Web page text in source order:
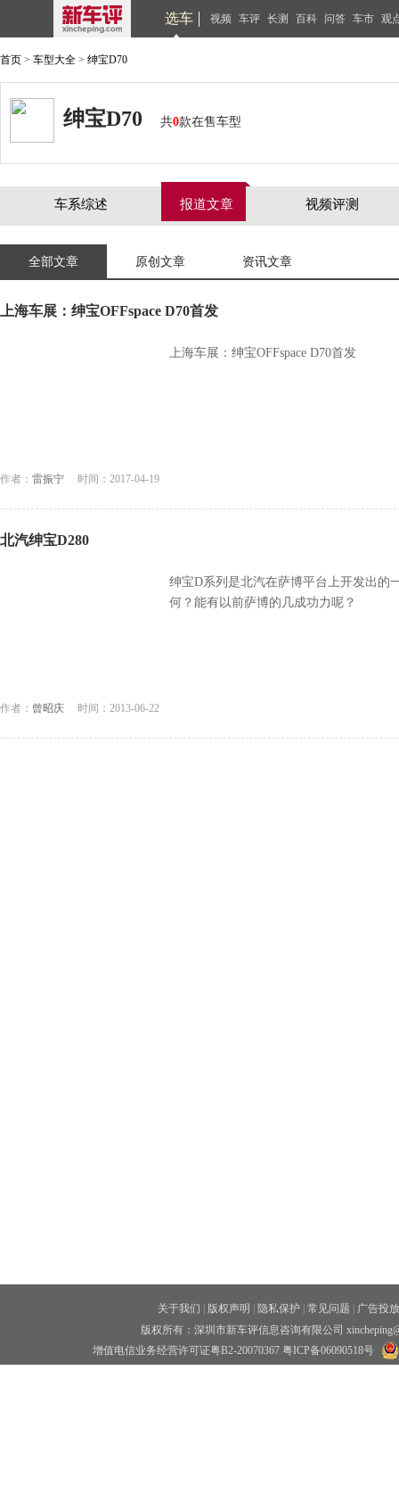
选车 视频 车评 长测 百科 问答 车市 观
首页 > 车型大全 > 绅宝D70
绅宝D70 共0款在售车型
车系综述 报道文章 视频评测
全部文章 原创文章 资讯文章
上海车展：绅宝OFFspace D70首发
上海车展：绅宝OFFspace D70首发
作者： 雷振宁 时间：2017-04-19
北汽绅宝D280
绅宝D系列是北汽在萨博平台上开发出的
何？能有以前萨博的几成功力呢？
作者： 曾昭庆 时间：2013-06-22
关于我们 版权声明 隐私保护 常见问题
广告投放
版权所有：深圳市新车评信息咨询有限公司
增值电信业务经营许可证粤B2-20070367 粤ICP备06090518号